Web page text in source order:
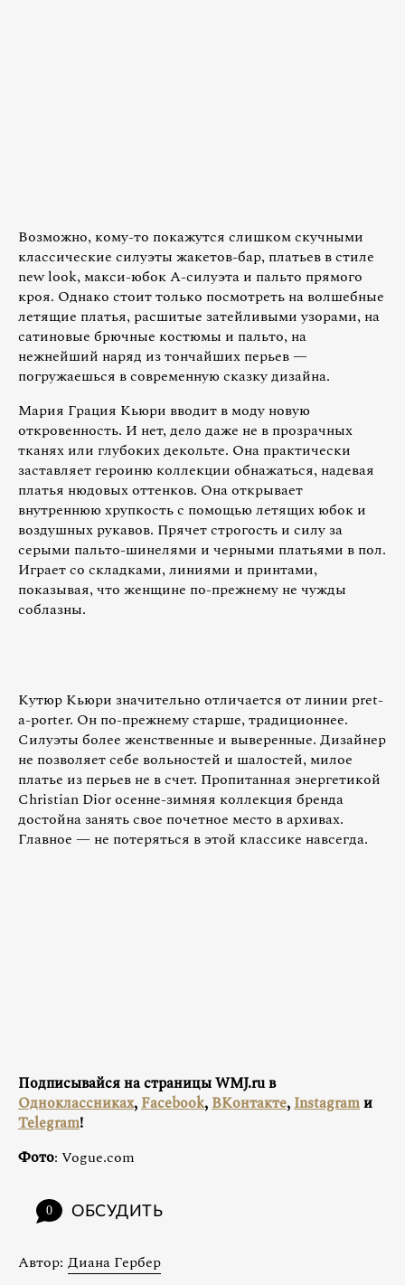
Возможно, кому-то покажутся слишком скучными
классические силуэты жакетов-бар, платьев в стиле
new look, макси-юбок А-силуэта и пальто прямого
кроя. Однако стоит только посмотреть на волшебные
летящие платья, расшитые затейливыми узорами, на
сатиновые брючные костюмы и пальто, на
нежнейший наряд из тончайших перьев —
погружаешься в современную сказку дизайна.
Мария Грация Кьюри вводит в моду новую
откровенность. И нет, дело даже не в прозрачных
тканях или глубоких декольте. Она практически
заставляет героиню коллекции обнажаться, надевая
платья нюдовых оттенков. Она открывает
внутреннюю хрупкость с помощью летящих юбок и
воздушных рукавов. Прячет строгость и силу за
серыми пальто-шинелями и черными платьями в пол.
Играет со складками, линиями и принтами,
показывая, что женщине по-прежнему не чужды
соблазны.
Кутюр Кьюри значительно отличается от линии pret-
a-porter. Он по-прежнему старше, традиционнее.
Силуэты более женственные и выверенные. Дизайнер
не позволяет себе вольностей и шалостей, милое
платье из перьев не в счет. Пропитанная энергетикой
Christian Dior осенне-зимняя коллекция бренда
достойна занять свое почетное место в архивах.
Главное — не потеряться в этой классике навсегда.
Подписывайся на страницы WMJ.ru в
Одноклассниках,Facebook,ВКонтакте,Instagramи
Telegram!
Фото: Vogue.com
0 ОБСУДИТЬ
Автор: Диана Гербер